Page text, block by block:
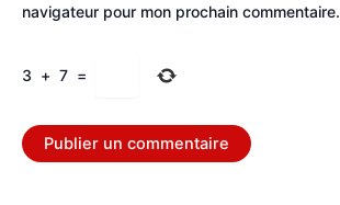
navigateur pour mon prochain commentaire.
3 + 7 =